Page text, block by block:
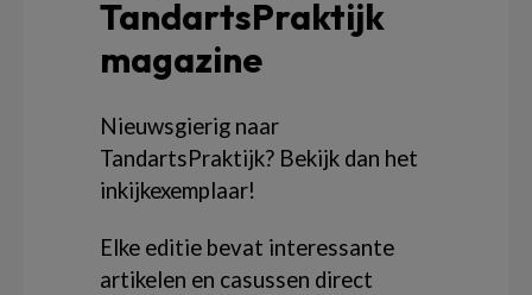
TandartsPraktijk
magazine
Nieuwsgierig naar
TandartsPraktijk? Bekijk dan het
inkijkexemplaar!
Elke editie bevat interessante
artikelen en casussen direct